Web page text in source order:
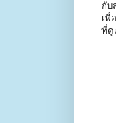
กับ
เพื่
ที่ดู